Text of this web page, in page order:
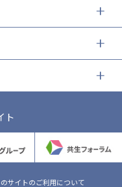
ト
のサイトのご利用について